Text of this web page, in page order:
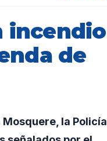
incendio
de
la Policía